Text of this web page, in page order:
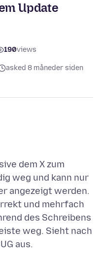
Update
190views
asked 8 måneder siden
dem X zum
weg und kann nur
angezeigt werden.
und mehrfach
des Schreibens
weg. Sieht nach